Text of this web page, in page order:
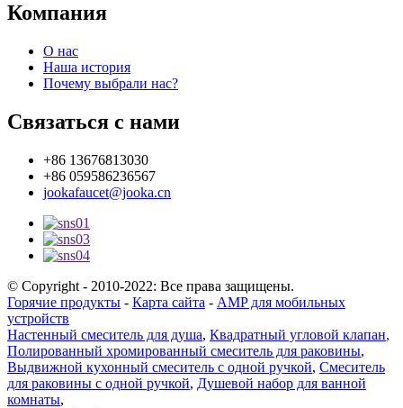
Компания
О нас
Наша история
Почему выбрали нас?
Связаться с нами
+86 13676813030
+86 059586236567
jookafaucet@jooka.cn
© Copyright - 2010-2022: Все права защищены.
Горячие продукты - Карта сайта - AMP для мобильных
устройств
Настенный смеситель для душа, Квадратный угловой клапан,
Полированный хромированный смеситель для раковины,
Выдвижной кухонный смеситель с одной ручкой, Смеситель
для раковины с одной ручкой, Душевой набор для ванной
комнаты,